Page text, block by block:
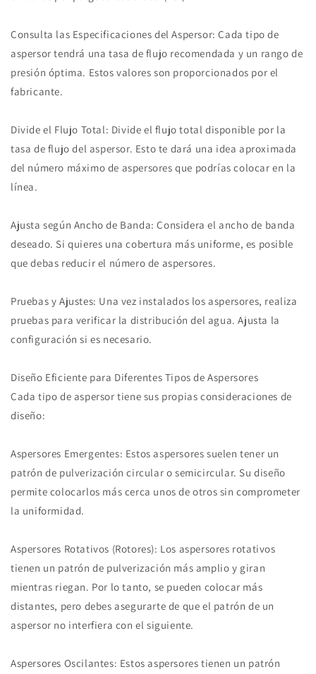
Consulta las Especificaciones del Aspersor: Cada tipo de
aspersor tendrá una tasa de flujo recomendada y un rango de
presión óptima. Estos valores son proporcionados por el
fabricante.
Divide el Flujo Total: Divide el flujo total disponible por la
tasa de flujo del aspersor. Esto te dará una idea aproximada
del número máximo de aspersores que podrías colocar en la
línea.
Ajusta según Ancho de Banda: Considera el ancho de banda
deseado. Si quieres una cobertura más uniforme, es posible
que debas reducir el número de aspersores.
Pruebas y Ajustes: Una vez instalados los aspersores, realiza
pruebas para verificar la distribución del agua. Ajusta la
configuración si es necesario.
Diseño Eficiente para Diferentes Tipos de Aspersores
Cada tipo de aspersor tiene sus propias consideraciones de
diseño:
Aspersores Emergentes: Estos aspersores suelen tener un
patrón de pulverización circular o semicircular. Su diseño
permite colocarlos más cerca unos de otros sin comprometer
la uniformidad.
Aspersores Rotativos (Rotores): Los aspersores rotativos
tienen un patrón de pulverización más amplio y giran
mientras riegan. Por lo tanto, se pueden colocar más
distantes, pero debes asegurarte de que el patrón de un
aspersor no interfiera con el siguiente.
Aspersores Oscilantes: Estos aspersores tienen un patrón